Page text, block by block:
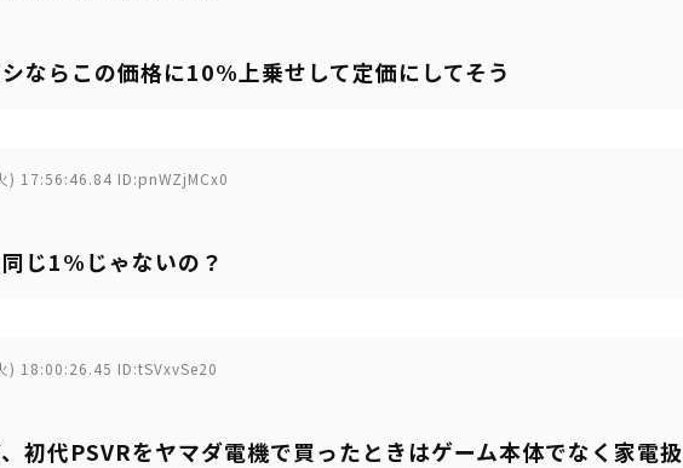
ならこの価格に10%上乗せして定価にしてそう
17:56:46.84 ID:pnWZjMCx0
じ1%じゃないの？
18:00:26.45 ID:tSVxvSe20
初代PSVRをヤマダ電機で買ったときはゲーム本体でなく家電扱